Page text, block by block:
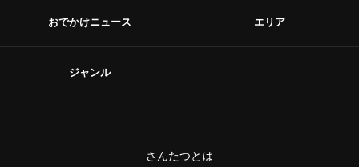
おでかけニュース エリア
ジャンル
さんたつとは